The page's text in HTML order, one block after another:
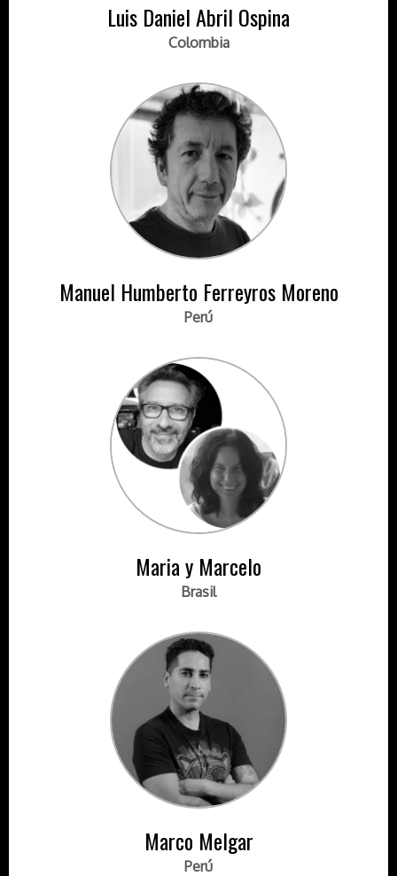
Luis Daniel Abril Ospina
Colombia
Manuel Humberto Ferreyros Moreno
Perú
Maria y Marcelo
Brasil
Marco Melgar
Perú